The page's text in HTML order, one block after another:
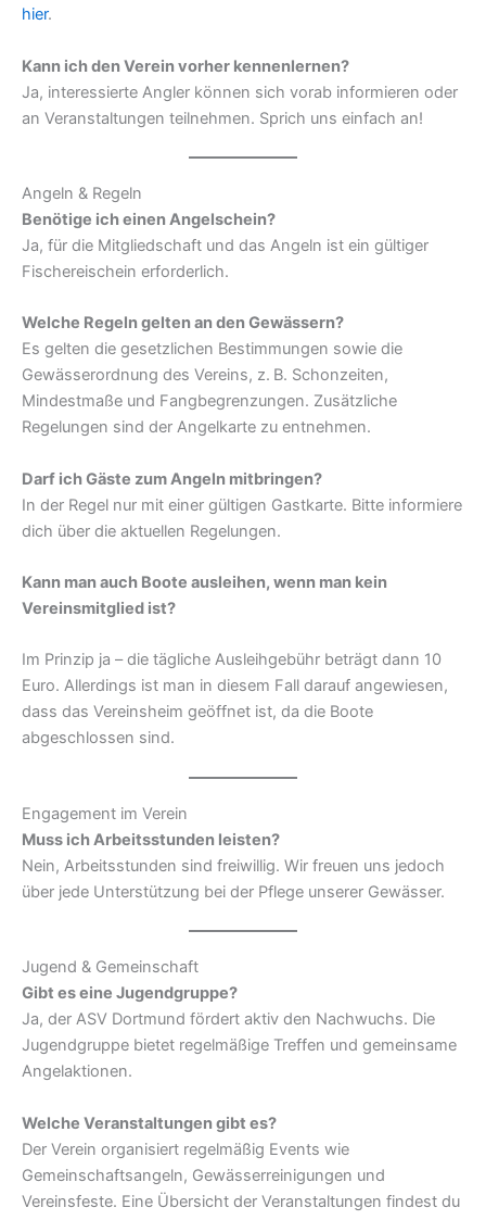
hier.
Kann ich den Verein vorher kennenlernen?
Ja, interessierte Angler können sich vorab informieren oder
an Veranstaltungen teilnehmen. Sprich uns einfach an!
Angeln & Regeln
Benötige ich einen Angelschein?
Ja, für die Mitgliedschaft und das Angeln ist ein gültiger
Fischereischein erforderlich.
Welche Regeln gelten an den Gewässern?
Es gelten die gesetzlichen Bestimmungen sowie die
Gewässerordnung des Vereins, z. B. Schonzeiten,
Mindestmaße und Fangbegrenzungen. Zusätzliche
Regelungen sind der Angelkarte zu entnehmen.
Darf ich Gäste zum Angeln mitbringen?
In der Regel nur mit einer gültigen Gastkarte. Bitte informiere
dich über die aktuellen Regelungen.
Kann man auch Boote ausleihen, wenn man kein
Vereinsmitglied ist?
Im Prinzip ja – die tägliche Ausleihgebühr beträgt dann 10
Euro. Allerdings ist man in diesem Fall darauf angewiesen,
dass das Vereinsheim geöffnet ist, da die Boote
abgeschlossen sind.
Engagement im Verein
Muss ich Arbeitsstunden leisten?
Nein, Arbeitsstunden sind freiwillig. Wir freuen uns jedoch
über jede Unterstützung bei der Pflege unserer Gewässer.
Jugend & Gemeinschaft
Gibt es eine Jugendgruppe?
Ja, der ASV Dortmund fördert aktiv den Nachwuchs. Die
Jugendgruppe bietet regelmäßige Treffen und gemeinsame
Angelaktionen.
Welche Veranstaltungen gibt es?
Der Verein organisiert regelmäßig Events wie
Gemeinschaftsangeln, Gewässerreinigungen und
Vereinsfeste. Eine Übersicht der Veranstaltungen findest du